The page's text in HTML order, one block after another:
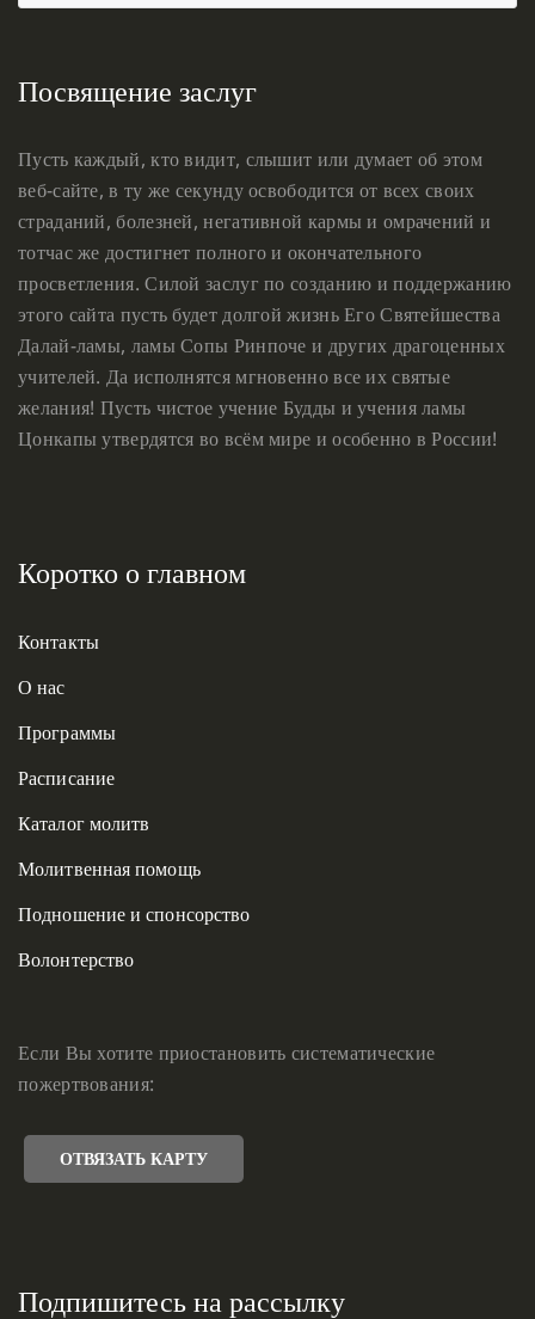
Посвящение заслуг
Пусть каждый, кто видит, слышит или думает об этом
веб-сайте, в ту же секунду освободится от всех своих
страданий, болезней, негативной кармы и омрачений и
тотчас же достигнет полного и окончательного
просветления. Силой заслуг по созданию и поддержанию
этого сайта пусть будет долгой жизнь Его Святейшества
Далай-ламы, ламы Сопы Ринпоче и других драгоценных
учителей. Да исполнятся мгновенно все их святые
желания! Пусть чистое учение Будды и учения ламы
Цонкапы утвердятся во всём мире и особенно в России!
Коротко о главном
Контакты
О нас
Программы
Расписание
Каталог молитв
Молитвенная помощь
Подношение и спонсорство
Волонтерство
Если Вы хотите приостановить систематические
пожертвования:
ОТВЯЗАТЬ КАРТУ
Подпишитесь на рассылку